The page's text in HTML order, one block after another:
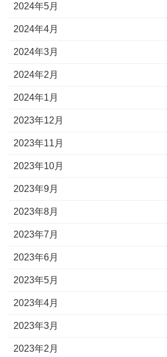
2024年5月
2024年4月
2024年3月
2024年2月
2024年1月
2023年12月
2023年11月
2023年10月
2023年9月
2023年8月
2023年7月
2023年6月
2023年5月
2023年4月
2023年3月
2023年2月